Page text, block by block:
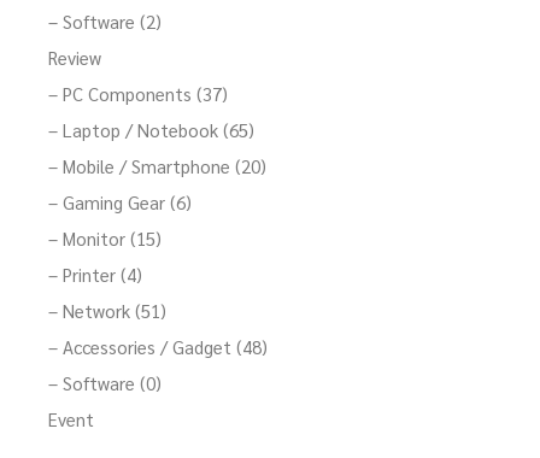
– Software (2)
Review
– PC Components (37)
– Laptop / Notebook (65)
– Mobile / Smartphone (20)
– Gaming Gear (6)
– Monitor (15)
– Printer (4)
– Network (51)
– Accessories / Gadget (48)
– Software (0)
Event